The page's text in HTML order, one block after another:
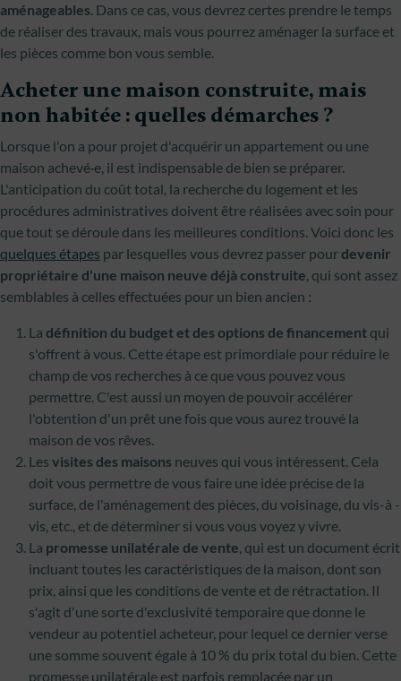
aménageables. Dans ce cas, vous devrez certes prendre le temps
de réaliser des travaux, mais vous pourrez aménager la surface et
les pièces comme bon vous semble.
Acheter une maison construite, mais
non habitée : quelles démarches ?
Lorsque l'on a pour projet d'acquérir un appartement ou une
maison achevé·e, il est indispensable de bien se préparer.
L'anticipation du coût total, la recherche du logement et les
procédures administratives doivent être réalisées avec soin pour
que tout se déroule dans les meilleures conditions. Voici donc les
quelques étapes par lesquelles vous devrez passer pourdevenir
propriétaire d'une maison neuve déjà construite, qui sont assez
semblables à celles effectuées pour un bien ancien :
La définition du budget et des options de financement qui
s'offrent à vous. Cette étape est primordiale pour réduire le
champ de vos recherches à ce que vous pouvez vous
permettre. C'est aussi un moyen de pouvoir accélérer
l'obtention d'un prêt une fois que vous aurez trouvé la
maison de vos rêves.
Les visites des maisons neuves qui vous intéressent. Cela
doit vous permettre de vous faire une idée précise de la
surface, de l'aménagement des pièces, du voisinage, du vis-à -
vis, etc., et de déterminer si vous vous voyez y vivre.
La promesse unilatérale de vente, qui est un document écrit
incluant toutes les caractéristiques de la maison, dont son
prix, ainsi que les conditions de vente et de rétractation. Il
s'agit d'une sorte d'exclusivité temporaire que donne le
vendeur au potentiel acheteur, pour lequel ce dernier verse
une somme souvent égale à 10 % du prix total du bien. Cette
promesse unilatérale est parfois remplacée par un